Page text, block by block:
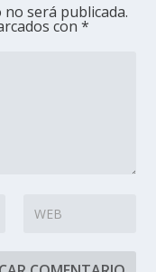
será publicada.
con*